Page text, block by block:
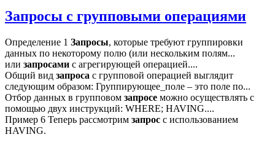
Запросы с групповыми операциями
Определение 1 Запросы, которые требуют группировки
данных по некоторому полю (или нескольким полям...
или запросами с агрегирующей операцией....
Общий вид запроса с групповой операцией выглядит
следующим образом: Группирующее_поле – это поле по...
Отбор данных в групповом запросе можно осуществлять с
помощью двух инструкций: WHERE; HAVING....
Пример 6 Теперь рассмотрим запрос с использованием
HAVING.